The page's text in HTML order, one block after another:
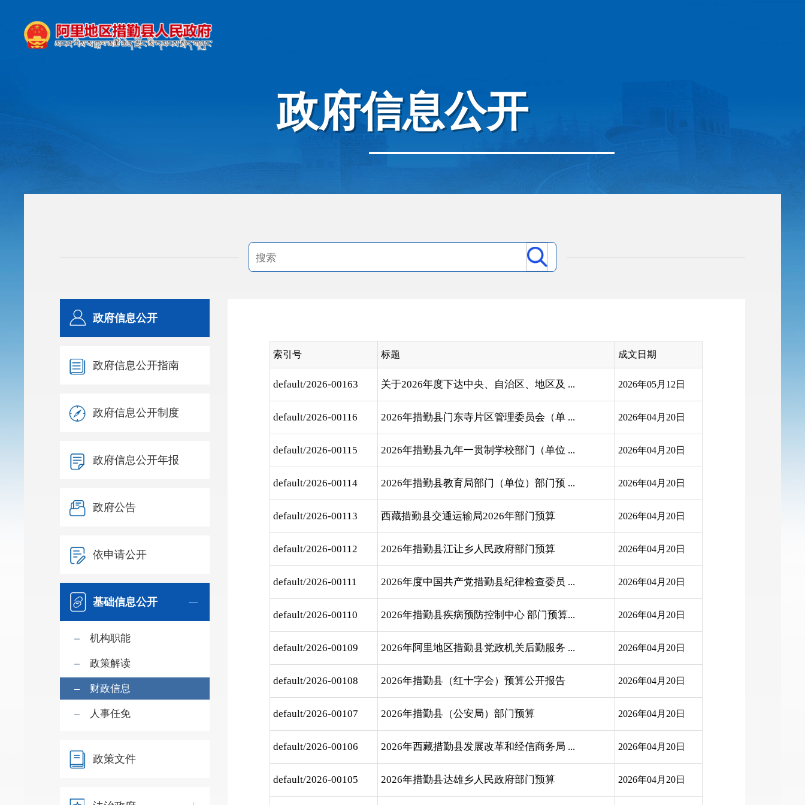
政府信息公开
政府信息公开
政府信息公开指南
政府信息公开制度
政府信息公开年报
政府公告
依申请公开
基础信息公开
机构职能
政策解读
财政信息
人事任免
政策文件
索引号 标题 成文日期
default/2026-00163 关于2026年度下达中央、自治区、地区及 ... 2026年05月12日
default/2026-00116 2026年措勤县门东寺片区管理委员会（单 ... 2026年04月20日
default/2026-00115 2026年措勤县九年一贯制学校部门（单位 ... 2026年04月20日
default/2026-00114 2026年措勤县教育局部门（单位）部门预 ... 2026年04月20日
default/2026-00113 西藏措勤县交通运输局2026年部门预算 2026年04月20日
default/2026-00112 2026年措勤县江让乡人民政府部门预算 2026年04月20日
default/2026-00111 2026年度中国共产党措勤县纪律检查委员 ... 2026年04月20日
default/2026-00110 2026年措勤县疾病预防控制中心 部门预算... 2026年04月20日
default/2026-00109 2026年阿里地区措勤县党政机关后勤服务 ... 2026年04月20日
default/2026-00108 2026年措勤县（红十字会）预算公开报告 2026年04月20日
default/2026-00107 2026年措勤县（公安局）部门预算 2026年04月20日
default/2026-00106 2026年西藏措勤县发展改革和经信商务局 ... 2026年04月20日
default/2026-00105 2026年措勤县达雄乡人民政府部门预算 2026年04月20日